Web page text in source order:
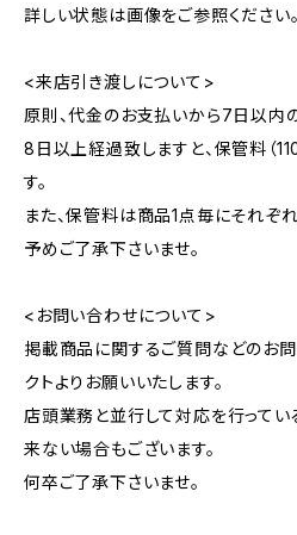
詳しい状態は画像をご参照ください。
<来店引き渡しについて>
原則、代金のお支払いから7日以内
8日以上経過致しますと、保管料（
す。
また、保管料は商品1点毎にそれぞれ
予めご了承下さいませ。
<お問い合わせについて>
掲載商品に関するご質問などのお
クトよりお願いいたします。
店頭業務と並行して対応を行ってい
来ない場合もございます。
何卒ご了承下さいませ。